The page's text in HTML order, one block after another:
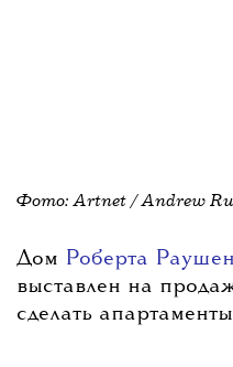
Фото: Artnet /Andrew
Дом Роберта
выставлен на
сделать